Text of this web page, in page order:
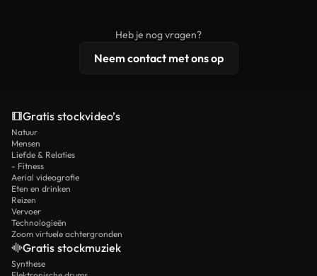
licentiebescherming omvat.
Heb je nog vragen?
Neem contact met ons op
Gratis stockvideo’s
Natuur
Mensen
Liefde & Relaties
- Fitness
Aerial videografie
Eten en drinken
Reizen
Vervoer
Technologieën
Zoom virtuele achtergronden
Gratis stockmuziek
Synthese